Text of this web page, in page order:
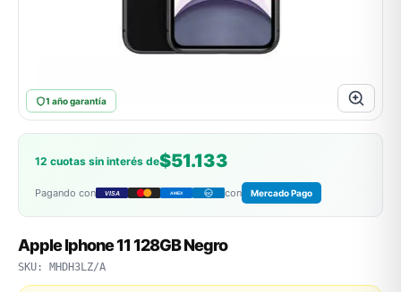
ACER
1 año garantía
12 cuotas sin interés de$51.133
Pagando con VISA AMEX DC con Mercado Pago
Apple Iphone 11 128GB Negro
SKU: MHDH3LZ/A